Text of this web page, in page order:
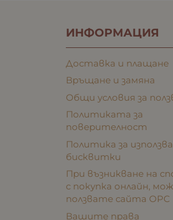
ИНФОРМАЦИЯ
Доставка и плащане
Връщане и замяна
Общи условия за
Политиката за
поверителност
Политика за
бисквитки
При възникване на
с покупка онлайн,
ползвате сайта ОРС
Вашите права